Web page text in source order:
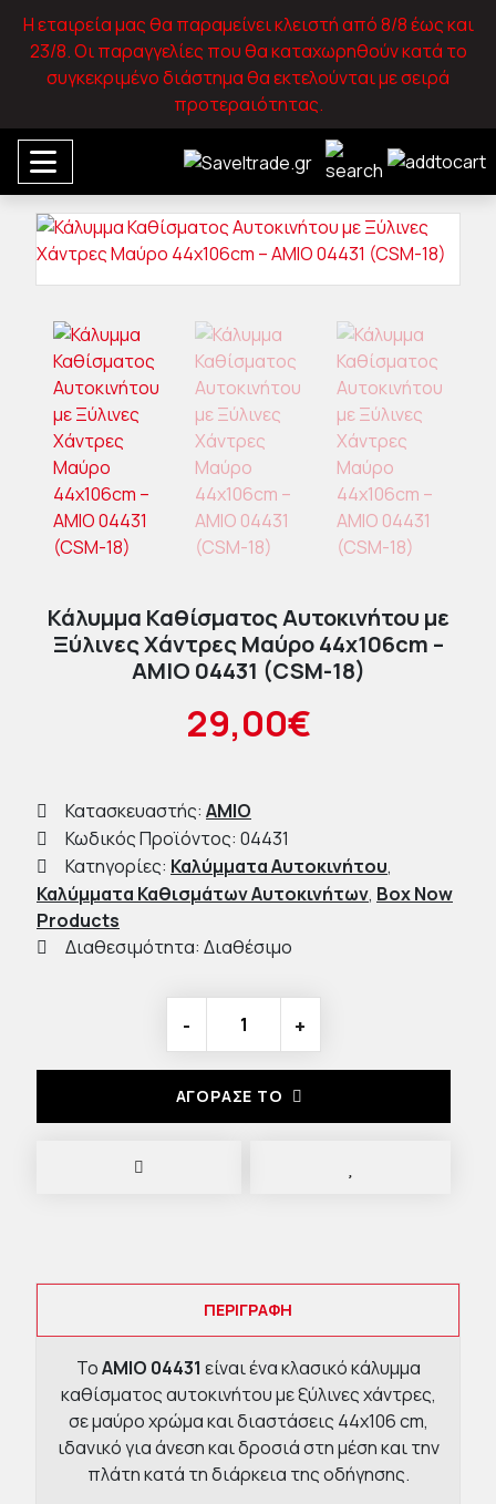
Η εταιρεία μας θα παραμείνει κλειστή από 8/8 έως και
23/8. Οι παραγγελίες που θα καταχωρηθούν κατά το
συγκεκριμένο διάστημα θα εκτελούνται με σειρά
προτεραιότητας.
Κάλυμμα Καθίσματος Αυτοκινήτου με
Ξύλινες Χάντρες Μαύρο 44x106cm –
AMIO 04431 (CSM-18)
29,00€
Κατασκευαστής: AMIO
Κωδικός Προϊόντος: 04431
Κατηγορίες: Καλύμματα Αυτοκινήτου,
Καλύμματα Καθισμάτων Αυτοκινήτων, Box Now
Products
Διαθεσιμότητα: Διαθέσιμο
- +
ΑΓΟΡΑΣΈ ΤΟ
ΠΕΡΙΓΡΑΦΉ
ΤοAMIO 04431 είναι ένα κλασικό κάλυμμα
καθίσματος αυτοκινήτου με ξύλινες χάντρες,
σε μαύρο χρώμα και διαστάσεις 44x106 cm,
ιδανικό για άνεση και δροσιά στη μέση και την
πλάτη κατά τη διάρκεια της οδήγησης.